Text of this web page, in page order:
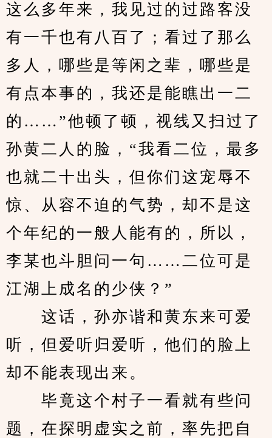
这么多年来，我见过的过路客没
有一千也有八百了；看过了那么
多人，哪些是等闲之辈，哪些是
有点本事的，我还是能瞧出一二
的……”他顿了顿，视线又扫过了
孙黄二人的脸，“我看二位，最多
也就二十出头，但你们这宠辱不
惊、从容不迫的气势，却不是这
个年纪的一般人能有的，所以，
李某也斗胆问一句……二位可是
江湖上成名的少侠？”
这话，孙亦谐和黄东来可爱
听，但爱听归爱听，他们的脸上
却不能表现出来。
毕竟这个村子一看就有些问
题，在探明虚实之前，率先把自